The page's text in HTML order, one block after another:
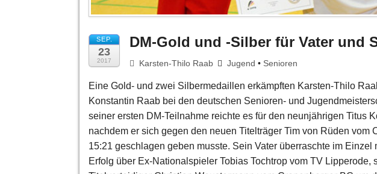
SEP.
23
2017
DM-Gold und -Silber für Vater und
Karsten-Thilo Raab Jugend • Senioren
Eine Gold- und zwei Silbermedaillen erkämpften Karsten-Thilo
Konstantin Raab bei den deutschen Senioren- und
seiner ersten DM-Teilnahme reichte es für den neunjährigen Titus
nachdem er sich gegen den neuen Titelträger Tim von Rüden vom
15:21 geschlagen geben musste. Sein Vater überraschte im Einzel
Erfolg über Ex-Nationalspieler Tobias Tochtrop vom TV Lipperode,